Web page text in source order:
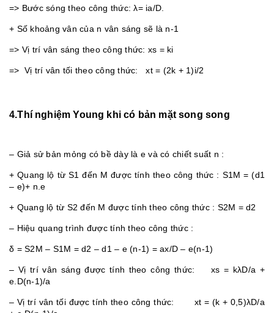
=> Bước sóng theo công thức: λ= ia/D.
+ Số khoảng vân của n vân sáng sẽ là n-1
=> Vị trí vân sáng theo công thức: xs = ki
=> Vị trí vân tối theo công thức: xt = (2k + 1)i/2
4.Thí nghiệm Young khi có bản mặt song song
– Giả sử bản mỏng có bề dày là e và có chiết suất n :
+ Quang lộ từ S1 đến M được tính theo công thức : S1M = (d1
– e)+ n.e
+ Quang lộ từ S2 đến M được tính theo công thức : S2M = d2
– Hiệu quang trình được tính theo công thức :
δ = S2M – S1M = d2 – d1 – e (n-1) = ax/D – e(n-1)
– Vị trí vân sáng được tính theo công thức: xs = kλD/a +
e.D(n-1)/a
– Vị trí vân tối được tính theo công thức: xt = (k + 0,5)λD/a